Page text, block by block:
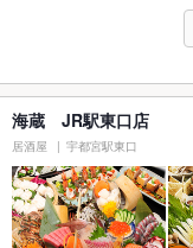
海蔵 JR駅東口店
居酒屋 宇都宮駅東口